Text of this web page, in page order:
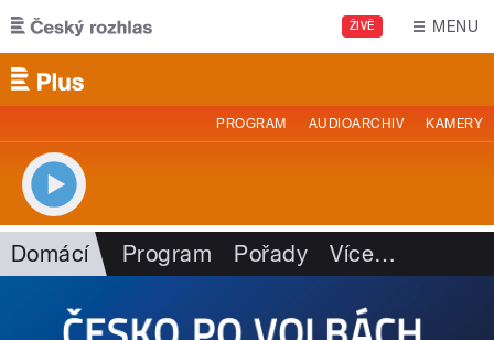
Přejít k hlavnímu obsahu
ŽIVĚ MENU
PROGRAM AUDIOARCHIV KAMERY
Domácí Program Pořady Více…